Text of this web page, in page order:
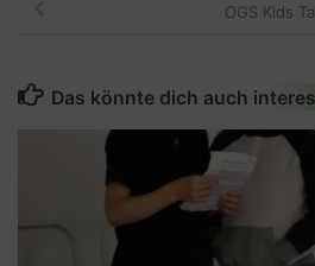
OGS Kids
Das könnte dich auch